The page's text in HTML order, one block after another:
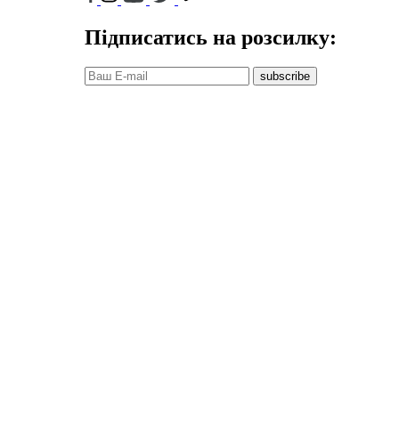
Підписатись на розсилку:
subscribe